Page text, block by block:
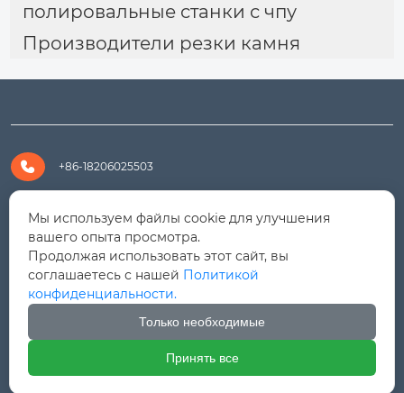
полировальные станки с чпу
Производители резки камня
 +86-18206025503
 +8618206025503
 yanali@hualongm.com

351144, Китай, пров.Фуцзянь, г. Путянь, район Личэн,

Мы используем файлы cookie для улучшения
вашего опыта просмотра.
Продолжая использовать этот сайт, вы
соглашаетесь с нашей Политикой
конфиденциальности.
Только необходимые
Принять все